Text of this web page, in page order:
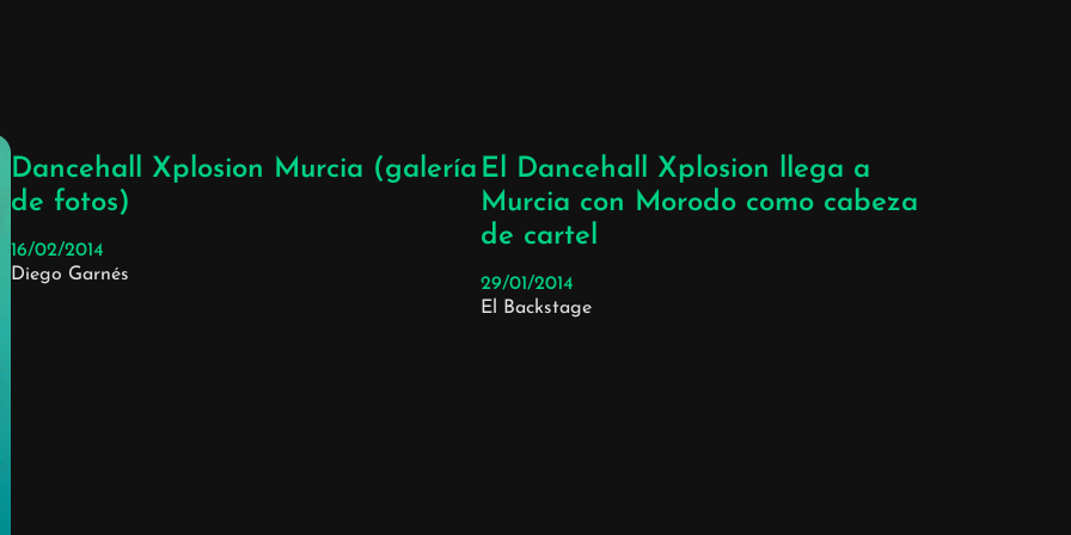
Dancehall Xplosion Murcia (galería
de fotos)
16/02/2014
Diego Garnés
El Dancehall Xplosion llega a
Murcia con Morodo como cabeza
de cartel
29/01/2014
El Backstage